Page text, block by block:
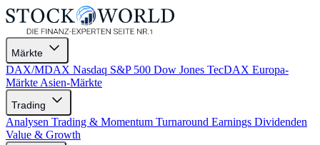
Märkte
DAX/MDAX Nasdaq S&P 500 Dow Jones TecDAX Europa-
Märkte Asien-Märkte
Trading
Analysen Trading & Momentum Turnaround Earnings Dividenden
Value & Growth